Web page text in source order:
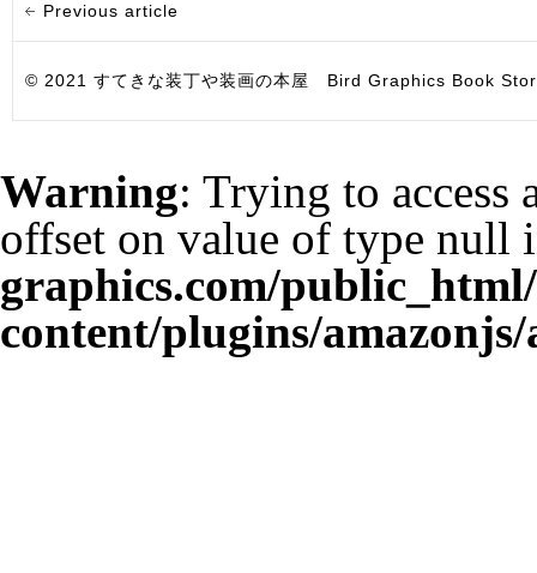
Previous article
© 2021 すてきな装丁や装画の本屋 Bird Graphics Book
Warning: Trying to access
offset on value of type null
graphics.com/
content/plugins/